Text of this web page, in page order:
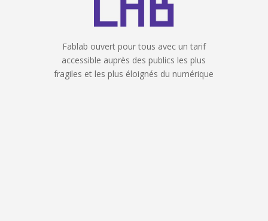
Fablab ouvert pour tous avec un tarif
accessible auprès des publics les plus
fragiles et les plus éloignés du numérique